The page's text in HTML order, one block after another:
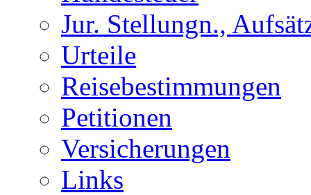
Jur. Stellungn.,
Urteile
Reisebestimmungen
Petitionen
Versicherungen
Links